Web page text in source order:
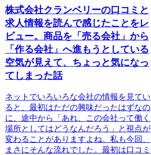
株式会社クランベリーの口コミと
求人情報を読んで感じたことをレ
ビュー。商品を「売る会社」から
「作る会社」へ進もうとしている
空気が見えて、ちょっと気になっ
てしまった話
ネットでいろいろな会社の情報を見てい
ると、最初はただの興味だったはずなの
に、途中から「あれ、この会社って働く
場所としてはどうなんだろう」と視点が
変わることがありますよね。私も今回、
まさにそんな流れでした。最初は口コミ